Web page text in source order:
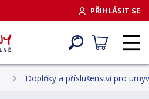
PŘIHLÁSIT SE
Doplňky a příslušenství pro